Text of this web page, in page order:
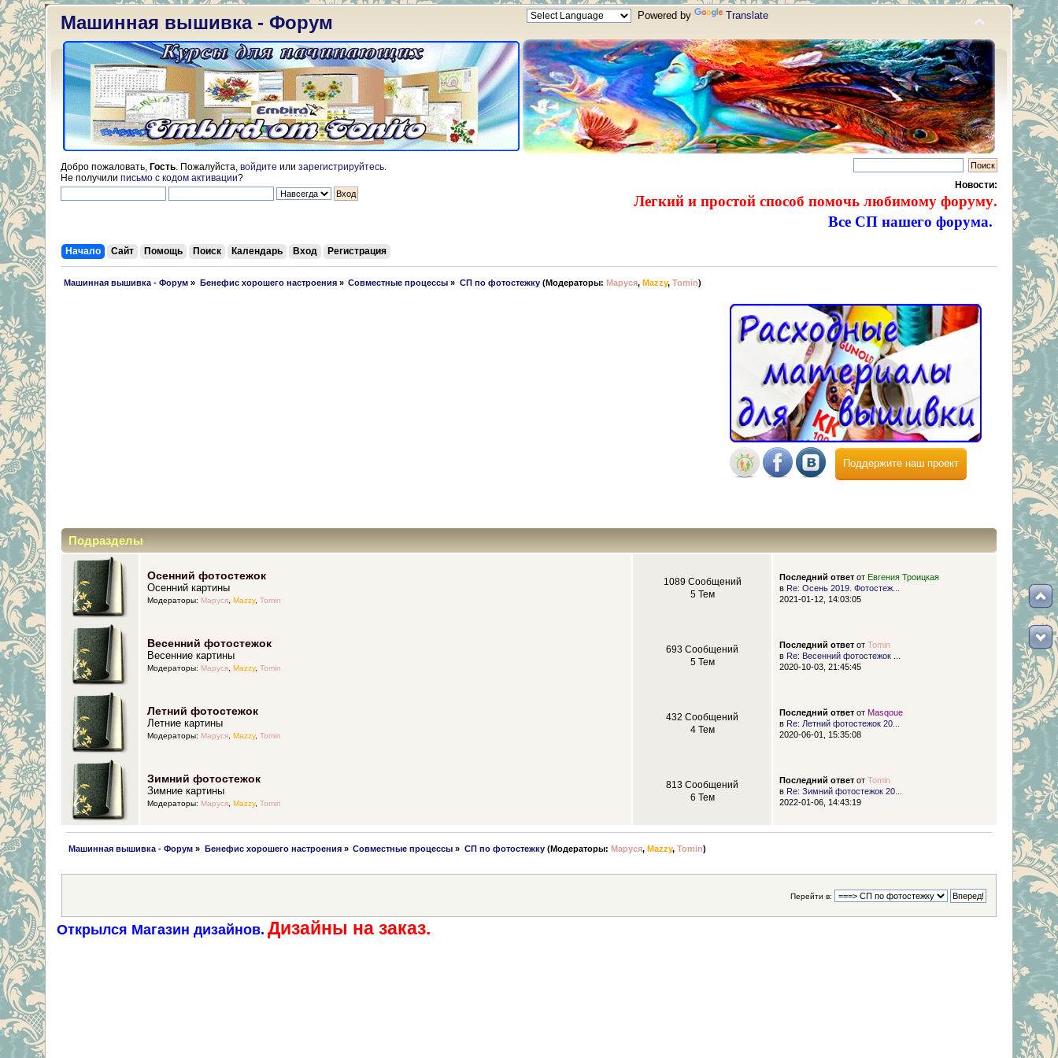
Машинная вышивка - Форум Powered by Translate
Добро пожаловать, Гость . Пожалуйста, войдите или зарегистрируйтесь
Не получили письмо с кодом активации?
Новости:
Легкий и простой способ помочь любимому форуму.
Все СП нашего форума.
Начало Сайт Помощь Поиск Календарь Вход Регистрация
Машинная вышивка - Форум » Бенефис хорошего настроения» Совместные процессы » СП по фотостежку(Модераторы: Маруся, Mazzy, Tomin)
Поддержите наш проект
Подразделы
Осенний фотостежок
Осенний картины
Модераторы: Маруся, Mazzy, Tomin
1089 Сообщений
5 Тем
Последний ответот Евгения Троицкая
в Re: Осень 2019. Фотостеж...
2021-01-12, 14:03:05
Весенний фотостежок
Весенние картины
Модераторы: Маруся, Mazzy, Tomin
693 Сообщений
5 Тем
Последний ответот Tomin
в Re: Весенний фотостежок ...
2020-10-03, 21:45:45
Летний фотостежок
Летние картины
Модераторы: Маруся, Mazzy, Tomin
432 Сообщений
4 Тем
Последний ответот Masqoue
в Re: Летний фотостежок 20...
2020-06-01, 15:35:08
Зимний фотостежок
Зимние картины
Модераторы: Маруся, Mazzy, Tomin
813 Сообщений
6 Тем
Последний ответот Tomin
в Re: Зимний фотостежок 20...
2022-01-06, 14:43:19
Машинная вышивка - Форум » Бенефис хорошего настроения» Совместные процессы » СП по фотостежку(Модераторы: Маруся, Mazzy, Tomin)
Перейти в:
Открылся Магазин дизайнов. Дизайны на заказ.